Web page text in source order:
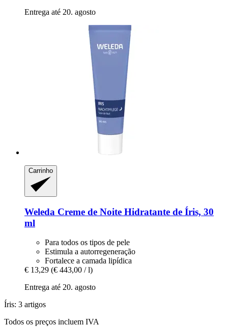
Entrega até 20. agosto
Carrinho
Weleda Creme de Noite Hidratante de Íris, 30
ml
Para todos os tipos de pele
Estimula a autorregeneração
Fortalece a camada lipídica
€ 13,29 (€ 443,00 / l)
Entrega até 20. agosto
Íris: 3 artigos
Todos os preços incluem IVA